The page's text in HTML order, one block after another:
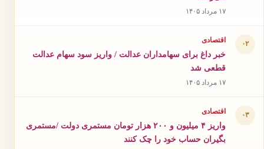
۱۷ مرداد ۱۴۰۵
۰۲ اقتصادی
خبر داغ برای سهامداران عدالت / واریز سود سهام عدالت
قطعی شد
۱۷ مرداد ۱۴۰۵
۰۳ اقتصادی
واریز ۴ میلیون و ۲۰۰ هزار تومان مستمری دولت /مستمری
بگیران حساب خود را چک کنند